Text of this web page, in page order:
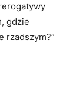
gdzie
rzadszym?”